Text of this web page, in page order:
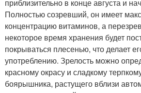
приблизительно в конце августа и
Полностью созревший, он имеет
концентрацию витаминов, а
некоторое время хранения будет
покрываться плесенью, что делает
употреблению. Зрелость можно
красному окрасу и сладкому
боярышника, растущего вблизи